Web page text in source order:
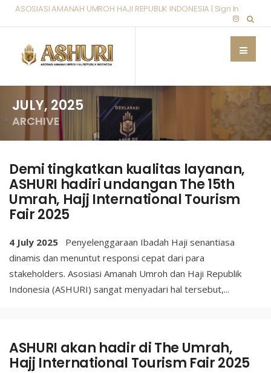
ASOSIASI AMANAH UMROH HAJI REPUBLIK INDONESIA | Sign In
JULY, 2025
ARCHIVE
Demi tingkatkan kualitas layanan,
ASHURI hadiri undangan The 15th
Umrah, Hajj International Tourism
Fair 2025
4 July 2025
Penyelenggaraan Ibadah Haji senantiasa
dinamis dan menuntut responsi cepat dari para
stakeholders. Asosiasi Amanah Umroh dan Haji Republik
Indonesia (ASHURI) sangat menyadari hal tersebut,...
ASHURI akan hadir di The Umrah,
Hajj International Tourism Fair 2025